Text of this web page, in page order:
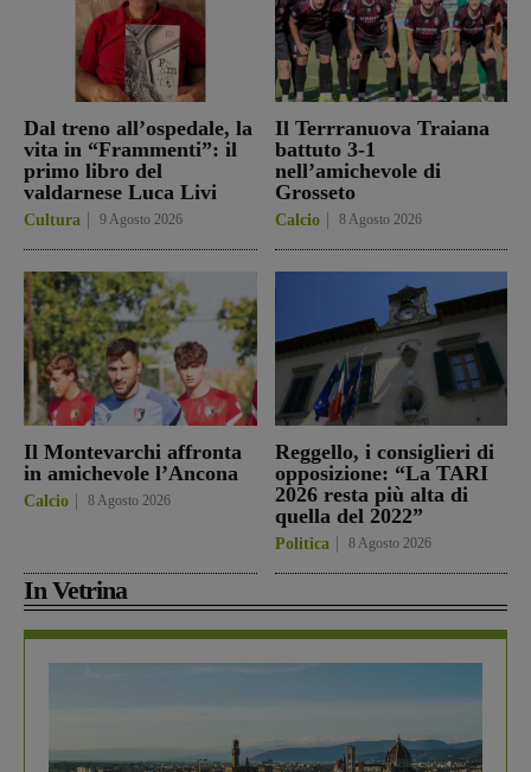
Dal treno all’ospedale, la
vita in “Frammenti”: il
primo libro del
valdarnese Luca Livi
Cultura 9 Agosto 2026
Il Terrranuova Traiana
battuto 3-1
nell’amichevole di
Grosseto
Calcio 8 Agosto 2026
Il Montevarchi affronta
in amichevole l’Ancona
Calcio 8 Agosto 2026
Reggello, i consiglieri di
opposizione: “La TARI
2026 resta più alta di
quella del 2022”
Politica 8 Agosto 2026
In Vetrina